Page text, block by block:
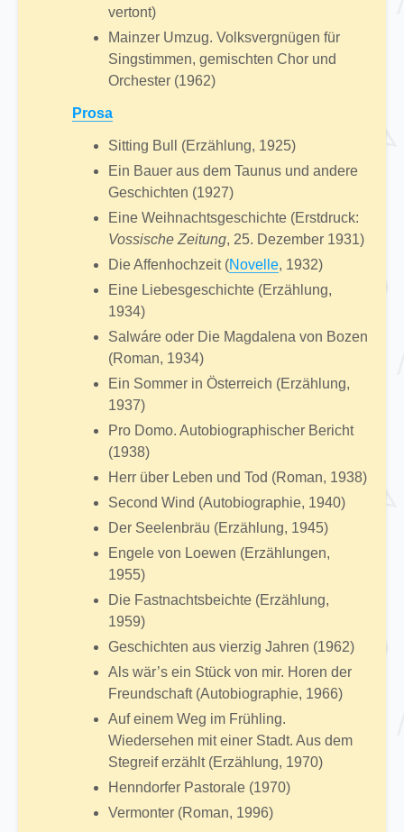
vertont)
Mainzer Umzug. Volksvergnügen für
Singstimmen, gemischten Chor und
Orchester (1962)
Prosa
Sitting Bull (Erzählung, 1925)
Ein Bauer aus dem Taunus und andere
Geschichten (1927)
Eine Weihnachtsgeschichte (Erstdruck:
Vossische Zeitung, 25. Dezember 1931)
Die Affenhochzeit (Novelle, 1932)
Eine Liebesgeschichte (Erzählung,
1934)
Salwáre oder Die Magdalena von Bozen
(Roman, 1934)
Ein Sommer in Österreich (Erzählung,
1937)
Pro Domo. Autobiographischer Bericht
(1938)
Herr über Leben und Tod (Roman, 1938)
Second Wind (Autobiographie, 1940)
Der Seelenbräu (Erzählung, 1945)
Engele von Loewen (Erzählungen,
1955)
Die Fastnachtsbeichte (Erzählung,
1959)
Geschichten aus vierzig Jahren (1962)
Als wär’s ein Stück von mir. Horen der
Freundschaft (Autobiographie, 1966)
Auf einem Weg im Frühling.
Wiedersehen mit einer Stadt. Aus dem
Stegreif erzählt (Erzählung, 1970)
Henndorfer Pastorale (1970)
Vermonter (Roman, 1996)